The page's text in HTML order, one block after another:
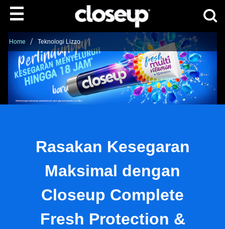
Skip to content Cari
Home Teknologi Lizzo
Rasakan Kesegaran
Maksimal dengan
Closeup Complete
Fresh Protection &